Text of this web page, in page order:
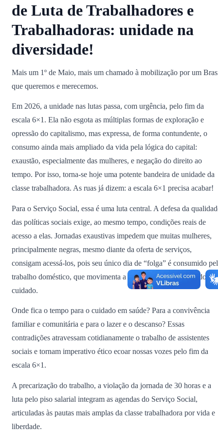
de Luta de Trabalhadores e
Trabalhadoras: unidade na
diversidade!
Mais um 1º de Maio, mais um chamado à mobilização por um
que queremos e merecemos.
Em 2026, a unidade nas lutas passa, com urgência, pelo fim da
escala 6×1. Ela não esgota as múltiplas formas de exploração e
opressão do capitalismo, mas expressa, de forma contundente, o
consumo ainda mais ampliado da vida pela lógica do capital:
exaustão, especialmente das mulheres, e negação do direito ao
tempo. Por isso, torna-se hoje uma potente bandeira de unidade da
classe trabalhadora. As ruas já dizem: a escala 6×1 precisa acabar!
Para o Serviço Social, essa é uma luta central. A defesa da
das políticas sociais exige, ao mesmo tempo, condições reais de
acesso a elas. Jornadas exaustivas impedem que muitas mulheres,
principalmente negras, mesmo diante da oferta de serviços,
consigam acessá-los, pois seu único dia de “folga” é consumido
trabalho doméstico, que movimenta a tão invisível economia do
cuidado.
Onde fica o tempo para o cuidado em saúde? Para a convivência
familiar e comunitária e para o lazer e o descanso? Essas
contradições atravessam cotidianamente o trabalho de assistentes
sociais e tornam imperativo ético ecoar nossas vozes pelo fim da
escala 6×1.
A precarização do trabalho, a violação da jornada de 30 horas e a
luta pelo piso salarial integram as agendas do Serviço Social,
articuladas às pautas mais amplas da classe trabalhadora por vida e
liberdade.